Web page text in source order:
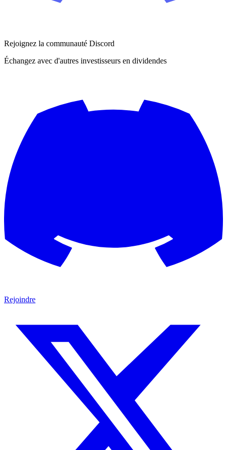
Rejoignez la communauté Discord
Échangez avec d'autres investisseurs en dividendes
Rejoindre